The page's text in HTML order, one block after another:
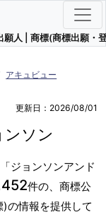
願人 | 商標(商標出願・
アキュビュー
更新日：2026/08/01
ソン
ジョンソンアンド
件の、商標公
の情報を提供して